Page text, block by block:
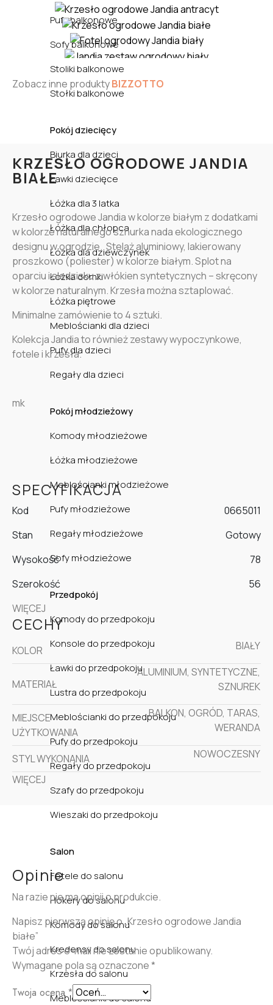
Pufy balkonowe
Sofy balkonowe
Stoliki balkonowe
Stołki balkonowe
Pokój dziecięcy
Biurka dla dzieci
Ławki dziecięce
Łóżka dla 3 latka
Łóżka dla chłopca
Łóżka dla dziewczynek
Łóżka domki
Łóżka piętrowe
Meblościanki dla dzieci
Pufy dla dzieci
Regały dla dzieci
Pokój młodzieżowy
Komody młodzieżowe
Łóżka młodzieżowe
Meblościanki młodzieżowe
Pufy młodzieżowe
Regały młodzieżowe
Sofy młodzieżowe
Przedpokój
Komody do przedpokoju
Konsole do przedpokoju
Ławki do przedpokoju
Lustra do przedpokoju
Meblościanki do przedpokoju
Pufy do przedpokoju
Regały do przedpokoju
Szafy do przedpokoju
Wieszaki do przedpokoju
Salon
Fotele do salonu
Hokery do salonu
Komody do salonu
Kredensy do salonu
Krzesła do salonu
Meblościanki do salonu
Zobacz inne produktyBIZZOTTO
KRZESŁO OGRODOWE JANDIA
BIAŁE
Krzesło ogrodowe Jandia w kolorze białym z dodatkami
w kolorze naturalnego sznurka nada ekologicznego
designu w ogrodzie. Stelaż aluminiowy, lakierowany
proszkowo (poliester) w kolorze białym. Splot na
oparciu i siedzisku z włókien syntetycznych – skręcony
w kolorze naturalnym. Krzesła można sztaplować.
Minimalne zamówienie to 4 sztuki.
Kolekcja Jandia to również zestawy wypoczynkowe,
fotele i krzesła.
mk
SPECYFIKACJA
Kod
0665011
Stan
Gotowy
Wysokość
78
Szerokość
56
WIĘCEJ
CECHY
KOLOR BIAŁY
MATERIAŁ
ALUMINIUM, SYNTETYCZNE,
SZNUREK
MIEJSCE
UŻYTKOWANIA
BALKON, OGRÓD, TARAS,
WERANDA
STYL WYKONANIA
NOWOCZESNY
WIĘCEJ
Opinie
Na razie nie ma opinii o produkcie.
Napisz pierwszą opinię o „Krzesło ogrodowe Jandia
białe”
Twój adres e-mail nie zostanie opublikowany.
Wymagane pola są oznaczone*
Twoja ocena *